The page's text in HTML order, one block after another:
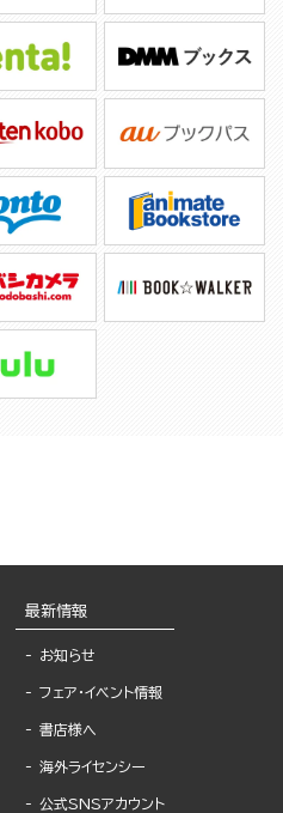
最新情報
お知らせ
フェア・イベント情報
書店様へ
海外ライセンシー
公式SNSアカウント